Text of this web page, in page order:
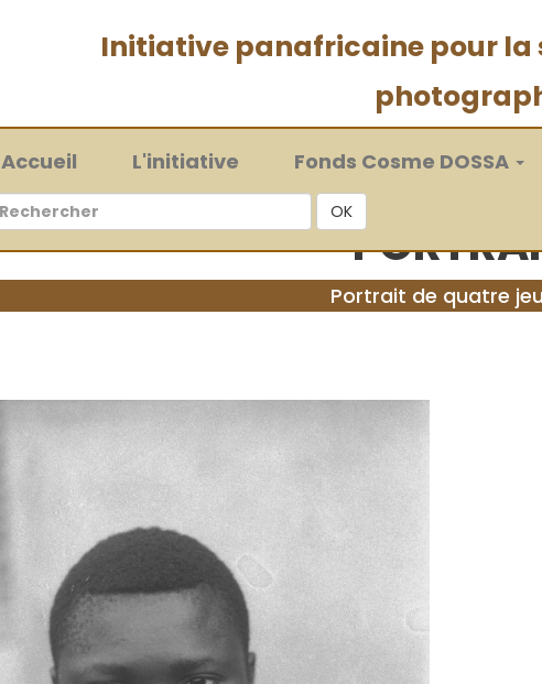
Initiative panafricaine pour la
Accueil(current)L'initiative Fonds Cosme DOSSA
OK
Portrait de quatre